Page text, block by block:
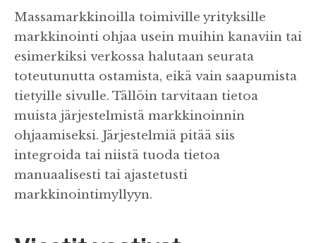
Massamarkkinoilla toimiville yrityksille
markkinointi ohjaa usein muihin kanaviin tai
esimerkiksi verkossa halutaan seurata
toteutunutta ostamista, eikä vain saapumista
tietyille sivulle. Tällöin tarvitaan tietoa
muista järjestelmistä markkinoinnin
ohjaamiseksi. Järjestelmiä pitää siis
integroida tai niistä tuoda tietoa
manuaalisesti tai ajastetusti
markkinointimyllyyn.